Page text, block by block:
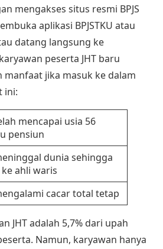
mengakses situs resmi BPJS
aplikasi BPJSTKU atau
datang langsung ke
peserta JHT baru
jika masuk ke dalam
ini:
mencapai usia 56
pensiun
dunia sehingga
ahli waris
cacar total tetap
JHT adalah 5,7% dari upah
Namun, karyawan hanya